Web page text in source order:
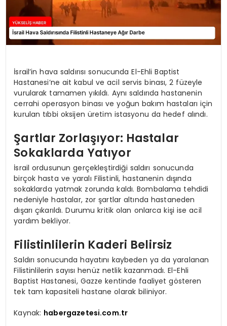
İsrail’in hava saldırısı sonucunda El-Ehli Baptist
Hastanesi’ne ait kabul ve acil servis binası, 2 füzeyle
vurularak tamamen yıkıldı. Aynı saldırıda hastanenin
cerrahi operasyon binası ve yoğun bakım hastaları için
kurulan tıbbi oksijen üretim istasyonu da hedef alındı.
Şartlar Zorlaşıyor: Hastalar
Sokaklarda Yatıyor
İsrail ordusunun gerçekleştirdiği saldırı sonucunda
birçok hasta ve yaralı Filistinli, hastanenin dışında
sokaklarda yatmak zorunda kaldı. Bombalama tehdidi
nedeniyle hastalar, zor şartlar altında hastaneden
dışarı çıkarıldı. Durumu kritik olan onlarca kişi ise acil
yardım bekliyor.
Filistinlilerin Kaderi Belirsiz
Saldırı sonucunda hayatını kaybeden ya da yaralanan
Filistinlilerin sayısı henüz netlik kazanmadı. El-Ehli
Baptist Hastanesi, Gazze kentinde faaliyet gösteren
tek tam kapasiteli hastane olarak biliniyor.
Kaynak: habergazetesi.com.tr